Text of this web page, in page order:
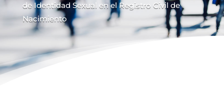
de Identidad Sexual en el Registro Civil de
Nacimiento